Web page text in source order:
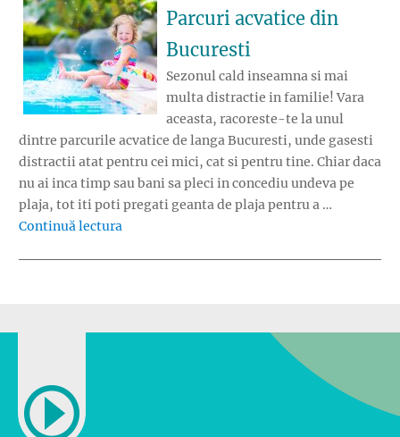
Parcuri acvatice din
Bucuresti
Sezonul cald inseamna si mai
multa distractie in familie! Vara
aceasta, racoreste-te la unul
dintre parcurile acvatice de langa Bucuresti, unde gasesti
distractii atat pentru cei mici, cat si pentru tine. Chiar daca
nu ai inca timp sau bani sa pleci in concediu undeva pe
plaja, tot iti poti pregati geanta de plaja pentru a …
Continuă lectura